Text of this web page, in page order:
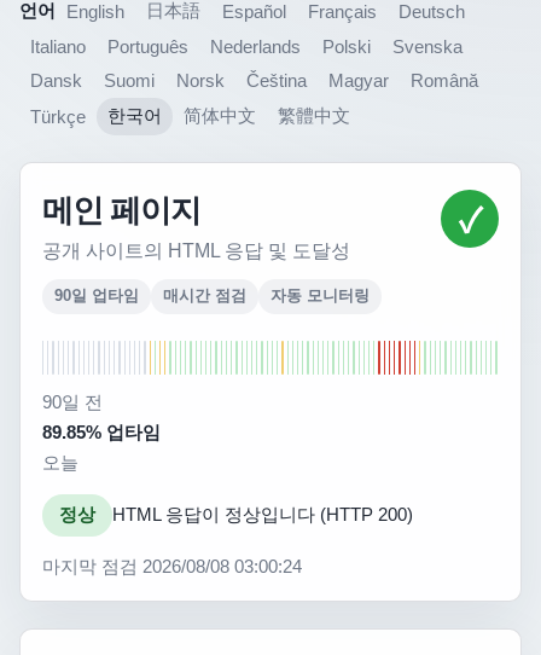
언어 English 日本語 Español Français
Deutsch
Italiano
Português Nederlands Polski
Svenska
Dansk
Suomi Norsk Čeština Magyar
Română
Türkçe
한국어 简体中文 繁體中文
메인 페이지
공개 사이트의 HTML 응답 및 도달성
90일 업타임 매시간 점검 자동 모니터링
✓
90일 전
89.85% 업타임
오늘
정상 HTML 응답이 정상입니다 (HTTP 200)
마지막 점검 2026/08/08 03:00:24